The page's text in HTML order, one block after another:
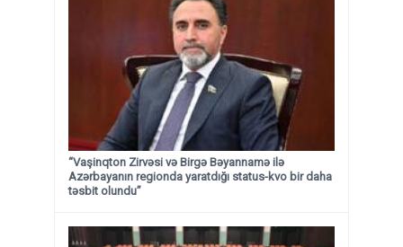
“Vaşinqton Zirvəsi və Birgə Bəyannamə ilə
Azərbayanın regionda yaratdığı status-kvo bir daha
təsbit olundu”